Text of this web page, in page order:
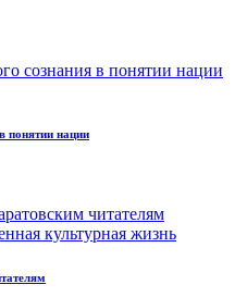
понятии нации
культурная жизнь